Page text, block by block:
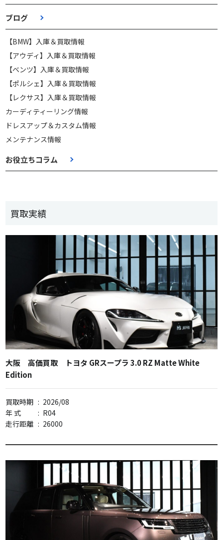
ブログ
【BMW】入庫＆買取情報
【アウディ】入庫＆買取情報
【ベンツ】入庫＆買取情報
【ポルシェ】入庫＆買取情報
【レクサス】入庫＆買取情報
カーディティーリング情報
ドレスアップ＆カスタム情報
メンテナンス情報
お役立ちコラム
買取実績
大阪 高価買取 トヨタ GRスープラ 3.0 RZ Matte White
Edition
買取時期 : 2026/08
年 式
: R04
走行距離 : 26000